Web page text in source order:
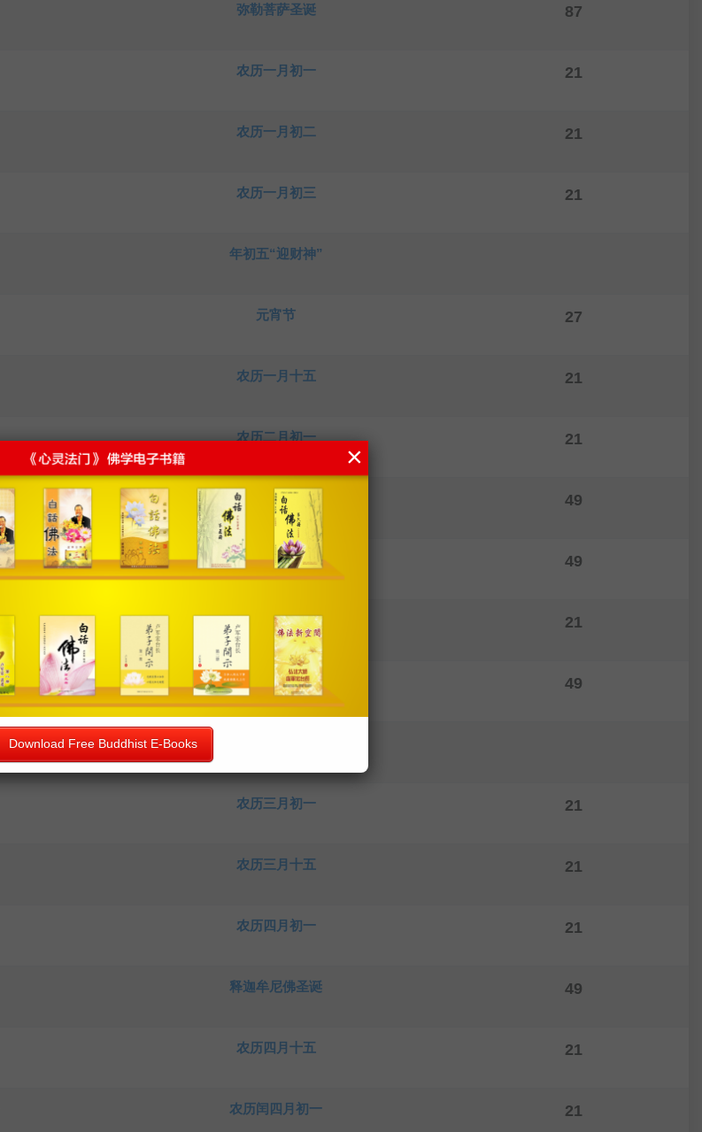
弥勒菩萨圣诞 87
农历一月初一 21
农历一月初二 21
农历一月初三 21
年初五“迎财神”
元宵节 27
农历一月十五 21
农历二月初一 21
释迦牟尼佛出家 49
释迦牟尼佛涅槃 49
农历二月十五 21
观世音菩萨圣诞 49
农历三月初一 21
农历三月十五 21
农历四月初一 21
释迦牟尼佛圣诞 49
农历四月十五 21
农历闰四月初一 21
×
Download Free Buddhist E-Books